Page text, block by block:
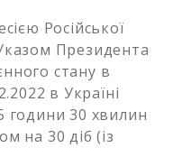
Російської
Президента
стану в
в Україні
години 30 хвилин
на 30 діб (із